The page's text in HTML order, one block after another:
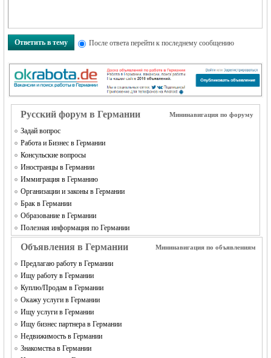
MEINLAND.
Ответить в тему После ответа перейти к последнему сообщению
Русский форум в Германии Мининавигация по форуму
Задай вопрос
Работа и Бизнес в Германии
Консульские вопросы
Иностранцы в Германии
Иммиграция в Германию
Организации и законы в Германии
Брак в Германии
Образование в Германии
Полезная информация по Германии
Объявления в Германии Мининавигация по объявлениям
Предлагаю работу в Германии
Ищу работу в Германии
Куплю/Продам в Германии
Окажу услуги в Германии
Ищу услуги в Германии
Ищу бизнес партнера в Германии
Недвижимость в Германии
Знакомства в Германии